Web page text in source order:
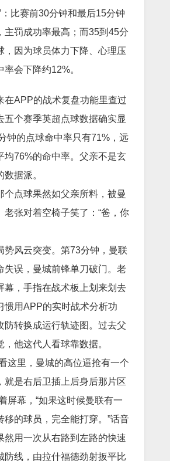
：比赛前30分钟和最后15分钟
主罚成功率最高；而35到45分
，因为球员体力下降、心理压
率会下降约12%。
在APP的战术复盘功能里查过
个赛季英超点球数据确实显
钟的点球命中率只有71%，远
均76%的命中率。父亲不是玄
据派。
个点球果然如父亲所料，被曼
老张对着空椅子笑了：“爸，你
势风云突变。第73分钟，曼联
失误，曼城前锋单刀破门。老
幕，手指在战术板上划来划去
用APP的实时战术分析功
防转换成运行轨迹图。过去父
，他这代人看球靠数据。
这里，曼城的高位逼抢有一个
就是右后卫插上后身后那片区
屏幕，“如果这时候曼联有一
移的球员，完全能打穿。”话音
然用一次从右路到左路的快速
防线，由拉什福德劲射扳平比